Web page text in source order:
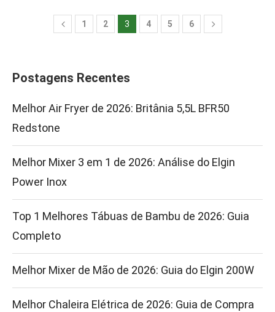
1 2 3 4 5 6
Postagens Recentes
Melhor Air Fryer de 2026: Britânia 5,5L BFR50
Redstone
Melhor Mixer 3 em 1 de 2026: Análise do Elgin
Power Inox
Top 1 Melhores Tábuas de Bambu de 2026: Guia
Completo
Melhor Mixer de Mão de 2026: Guia do Elgin 200W
Melhor Chaleira Elétrica de 2026: Guia de Compra